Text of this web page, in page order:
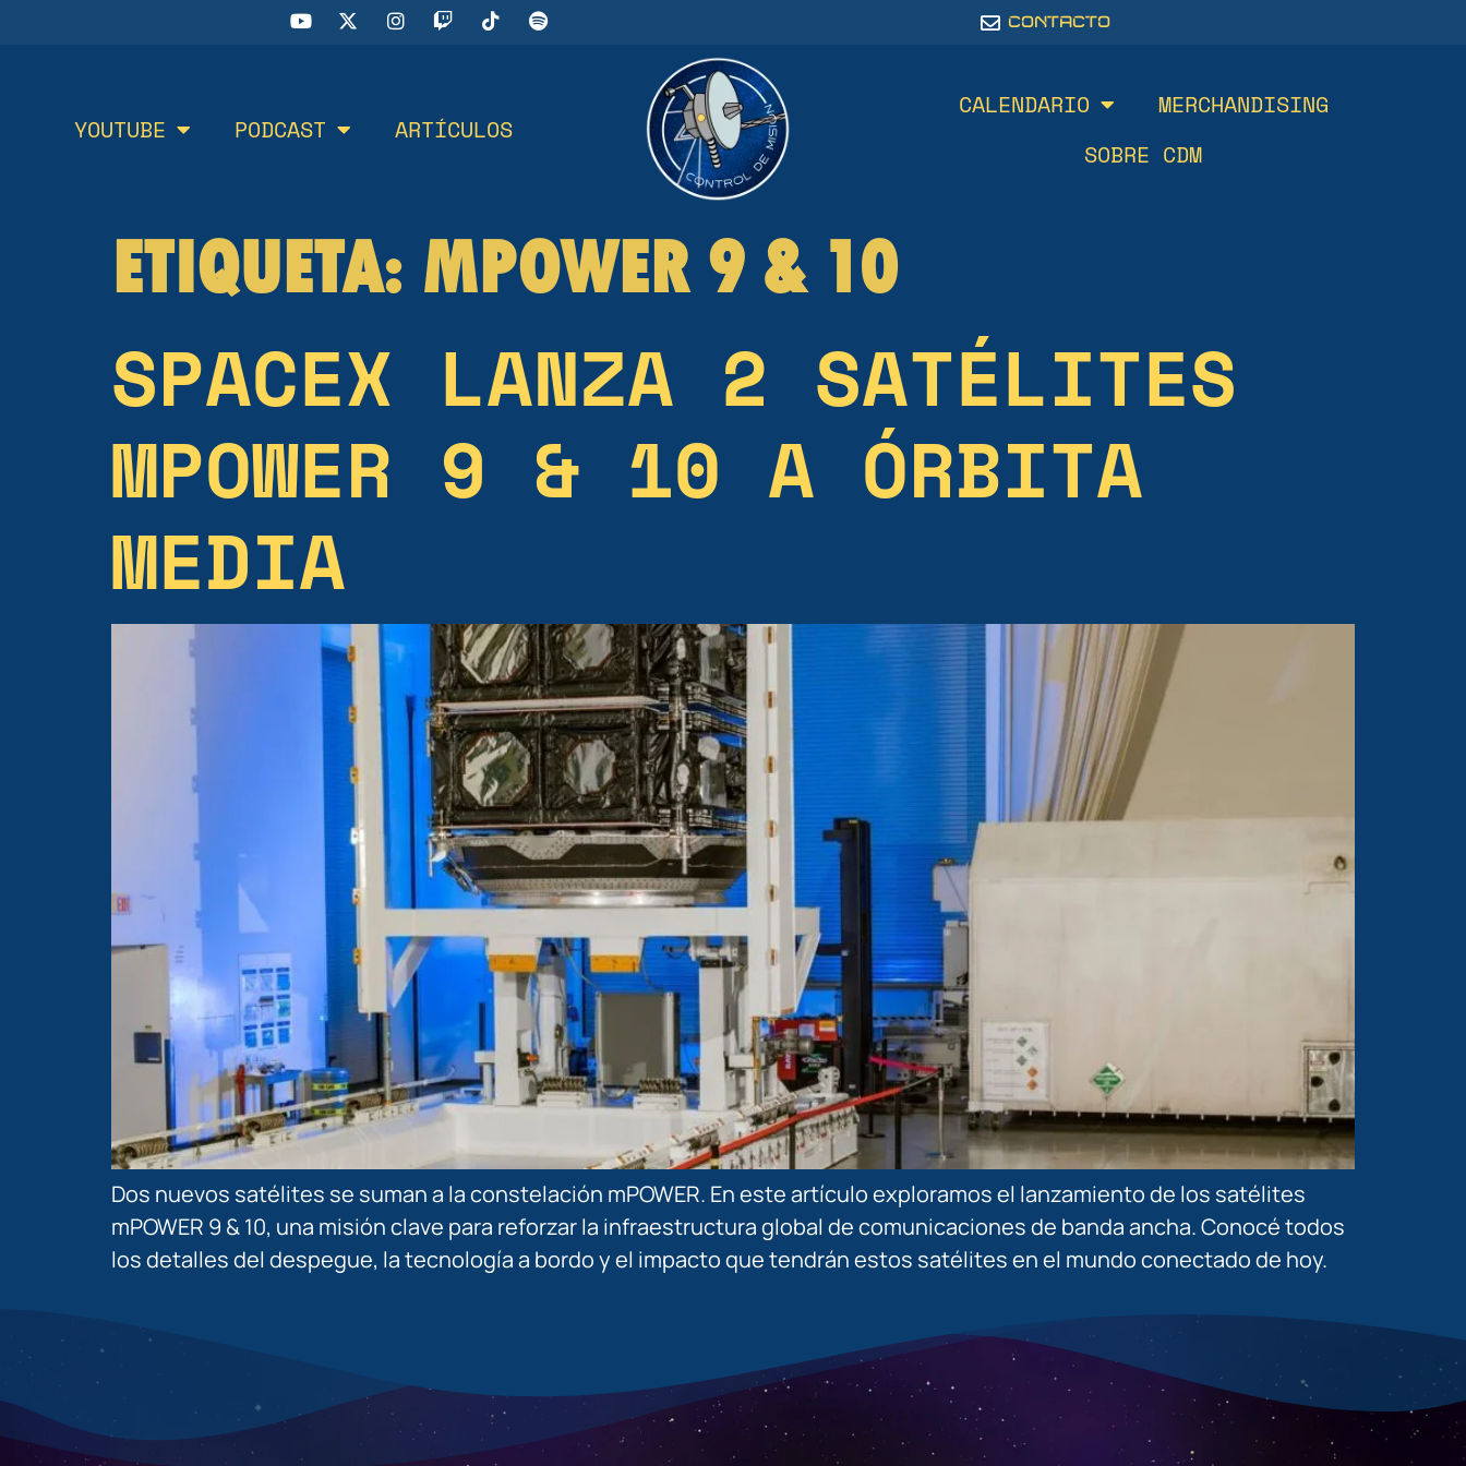
CONTACTO
YOUTUBE PODCAST ARTÍCULOS
CALENDARIO
MERCHANDISING
SOBRE CDM
ETIQUETA: MPOWER 9 & 10
SPACEX LANZA 2 SATÉLITES
MPOWER 9 & 10 A ÓRBITA
MEDIA
Dos nuevos satélites se suman a la constelación mPOWER. En este artículo exploramos el lanzamiento de los satélites
mPOWER 9 & 10, una misión clave para reforzar la infraestructura global de comunicaciones de banda ancha. Conocé todos
los detalles del despegue, la tecnología a bordo y el impacto que tendrán estos satélites en el mundo conectado de hoy.